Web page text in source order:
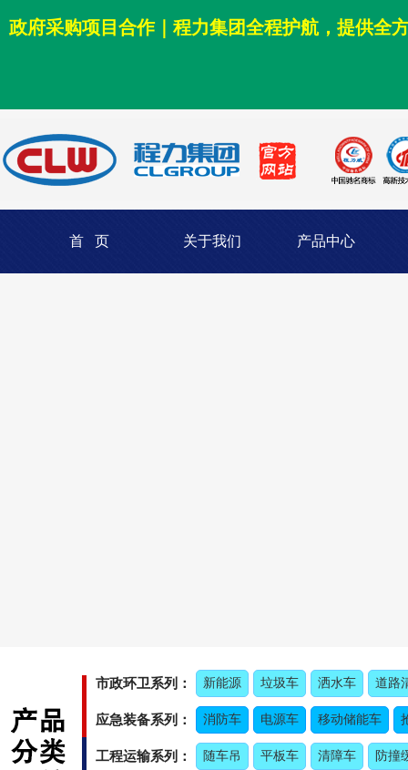
政府采购项目合作｜程力集团全程护航，提供全
首 页 关于我们 产品中心
市政环卫系列： 新能源 垃圾车 洒水车 道路
应急装备系列： 消防车 电源车 移动储能车
工程运输系列： 随车吊 平板车 清障车
防撞